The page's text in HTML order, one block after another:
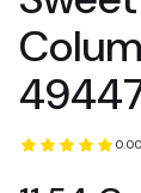
0.00